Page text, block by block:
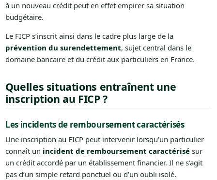
à un nouveau crédit peut en effet empirer sa situation
budgétaire.
Le FICP s’inscrit ainsi dans le cadre plus large de la
prévention du surendettement, sujet central dans le
domaine bancaire et du crédit aux particuliers en France.
Quelles situations entraînent une
inscription au FICP ?
Les incidents de remboursement caractérisés
Une inscription au FICP peut intervenir lorsqu’un particulier
connaît un incident de remboursement caractérisésur
un crédit accordé par un établissement financier. Il ne s’agit
pas d’un simple retard ponctuel ou d’un oubli isolé.